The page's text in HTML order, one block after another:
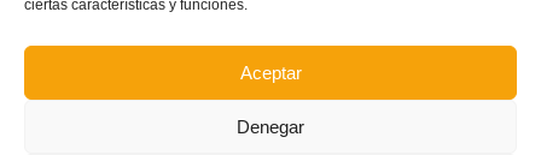
ciertas características y funciones.
Aceptar
Denegar
El Valencia ‘B’, rival para los Cadetes el próximo miércoles